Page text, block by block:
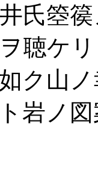
氏箜
聴ケ
ク山ノ
岩ノ